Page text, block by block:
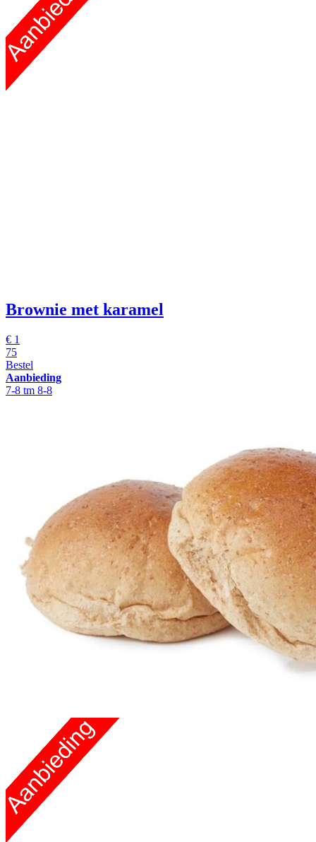
Brownie met karamel
€ 1
75
Bestel
Aanbieding
7-8 tm 8-8